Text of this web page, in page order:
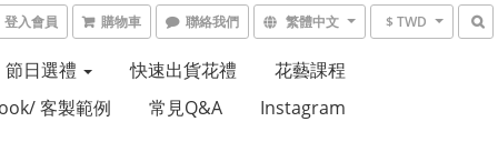
登入會員 購物車 聯絡我們 繁體中文 $ TWD
節日選禮 快速出貨花禮
花藝課程
客製範例
常見Q&A Instagram